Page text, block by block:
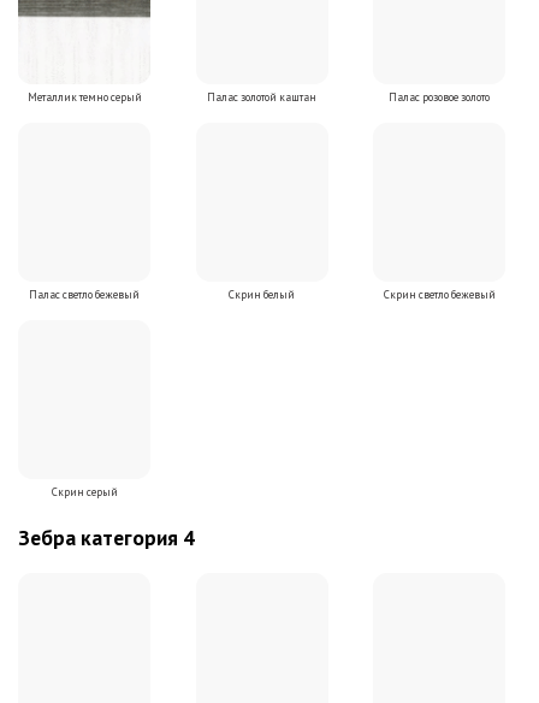
Металлик темно серый Палас золотой каштан Палас розовое золото
Палас светло бежевый Скрин белый Скрин светло бежевый
Скрин серый
Зебра категория 4